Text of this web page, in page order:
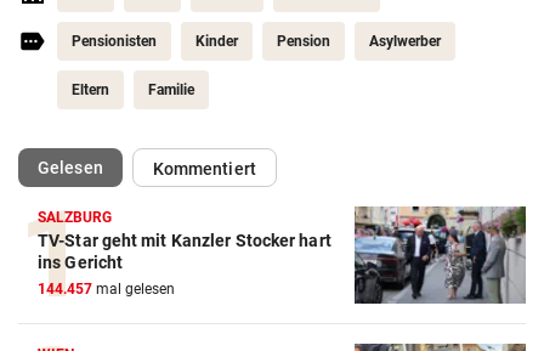
Pensionisten Kinder Pension Asylwerber
Eltern Familie
Gelesen(ausgewählt)Kommentiert
SALZBURG
TV-Star geht mit Kanzler Stocker hart
ins Gericht
144.457 mal gelesen